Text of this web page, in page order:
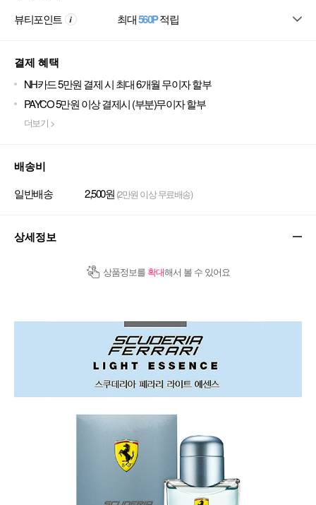
뷰티포인트 최대560P적립
결제 혜택
NH카드 5만원 결제 시 최대 6개월 무이자 할부
PAYCO 5만원 이상 결제시 (부분)무이자 할부
더보기 >
배송비
일반배송 2,500원 (2만원 이상 무료배송)
상세정보
상품정보를 확대해서 볼 수 있어요